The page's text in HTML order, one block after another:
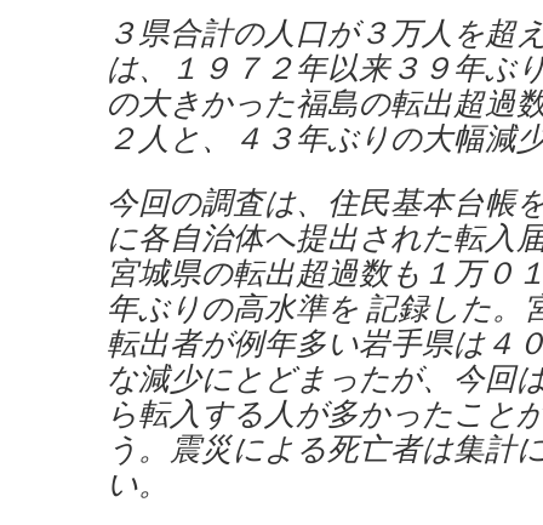
３県合計の人口が３万人を超
は、１９７２年以来３９年ぶ
の大きかった福島の転出超過
２人と、４３年ぶりの大幅減
今回の調査は、住民基本台帳
に各自治体へ提出された転入
宮城県の転出超過数も１万０
年ぶりの高水準を 記録した。
転出者が例年多い岩手県は４
な減少にとどまったが、今回
ら転入する人が多かったこと
う。震災による死亡者は集計
い。